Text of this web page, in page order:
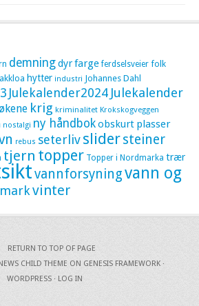
demningdyrfarge ferdselsveier folk
hytter industri Johannes Dahl
Julekalender2024 Julekalender
krig kriminalitet Krokskogveggen
nostalgi ny håndbokobskurt plasser
rebus seterlivslidersteiner
tjern topper Topper i Nordmarka trær
vannforsyningvann og
vinter
RETURN TO TOP OF PAGE
CHILD THEME ON GENESIS FRAMEWORK ·
WORDPRESS · LOG IN